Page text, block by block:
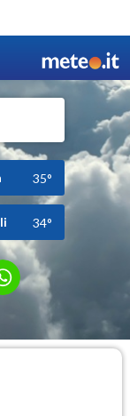
35°
34°